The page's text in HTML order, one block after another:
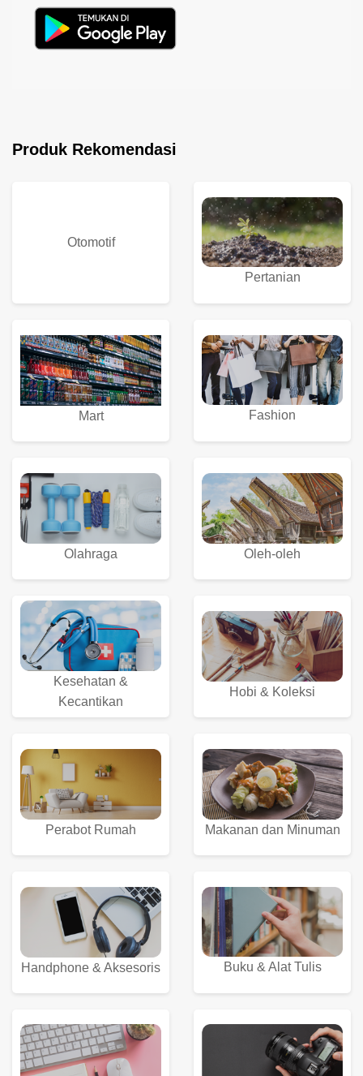
Produk Rekomendasi
Otomotif
Pertanian
Mart Fashion
Olahraga Oleh-oleh
Kesehatan &
Kecantikan
Hobi & Koleksi
Perabot Rumah Makanan dan Minuman
Handphone & Aksesoris Buku & Alat Tulis